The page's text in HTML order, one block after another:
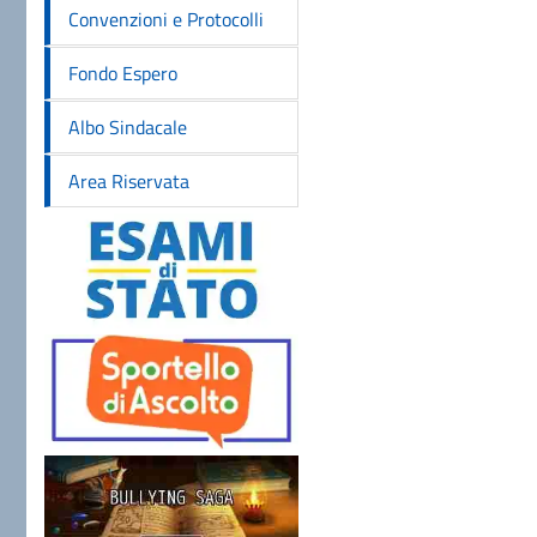
Convenzioni e Protocolli
Fondo Espero
Albo Sindacale
Area Riservata